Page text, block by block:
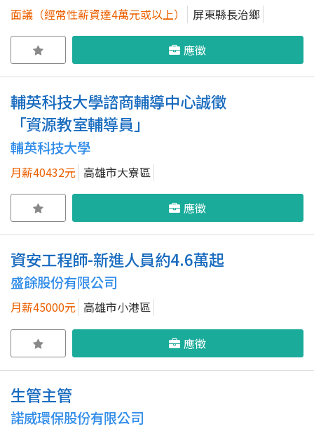
面議（經常性薪資達4萬元或以上） 屏東縣長治鄉
應徵
輔英科技大學諮商輔導中心誠徵
「資源教室輔導員」
輔英科技大學
月薪40432元 高雄市大寮區
應徵
資安工程師-新進人員約4.6萬起
盛餘股份有限公司
月薪45000元 高雄市小港區
應徵
生管主管
諾威環保股份有限公司